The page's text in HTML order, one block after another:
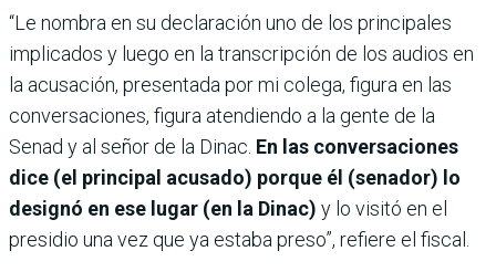
“Le nombra en su declaración uno de los principales
implicados y luego en la transcripción de los audios en
la acusación, presentada por mi colega, figura en las
conversaciones, figura atendiendo a la gente de la
Senad y al señor de la Dinac. En las conversaciones
dice (el principal acusado) porque él (senador) lo
designó en ese lugar (en la Dinac) y lo visitó en el
presidio una vez que ya estaba preso”, refiere el fiscal.